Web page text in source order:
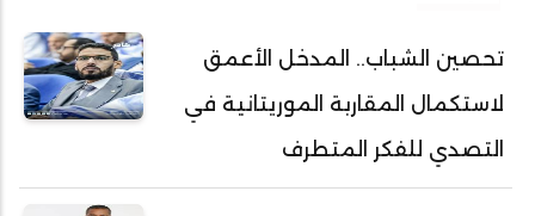
أحمد ولد داداه
أحمد ولد علال
أحمد ولد محمد ديدي
أحمد ولد محمدو
تحصين الشباب.. المدخل الأعمق
لاستكمال المقاربة الموريتانية في
التصدي للفكر المتطرف